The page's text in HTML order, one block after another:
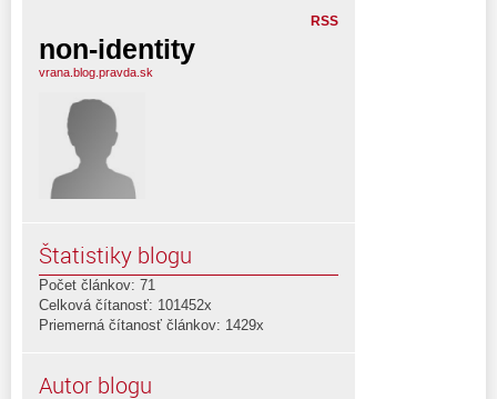
RSS
non-identity
vrana.blog.pravda.sk
Štatistiky blogu
Počet článkov: 71
Celková čítanosť: 101452x
Priemerná čítanosť článkov: 1429x
Autor blogu